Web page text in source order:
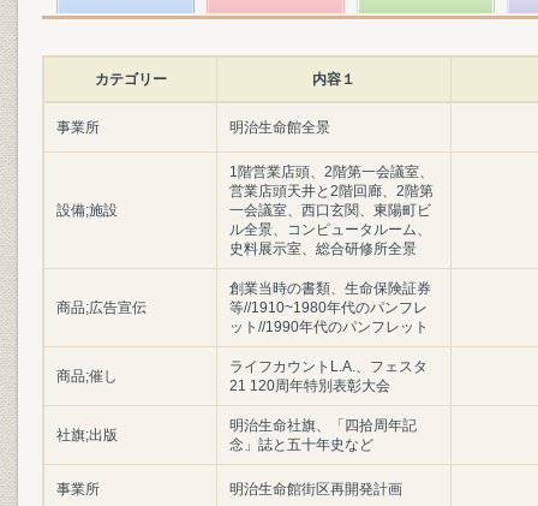
カテゴリー 内容１
事業所 明治生命館全景
設備;施設
1階営業店頭、2階第一会議室、
営業店頭天井と2階回廊、2階第
一会議室、西口玄関、東陽町ビ
ル全景、コンピュータルーム、
史料展示室、総合研修所全景
商品;広告宣伝
創業当時の書類、生命保険証券
等//1910~1980年代のパンフレ
ット//1990年代のパンフレット
商品;催し
ライフカウントL.A.、フェスタ
21 120周年特別表彰大会
社旗;出版
明治生命社旗、「四拾周年記
念」誌と五十年史など
事業所 明治生命館街区再開発計画